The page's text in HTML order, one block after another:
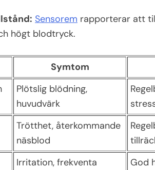
Sensorem rapporterar att
högt blodtryck.
Symtom
Plötslig blödning,
huvudvärk
Trötthet, återkommande
näsblod
Irritation, frekventa
God